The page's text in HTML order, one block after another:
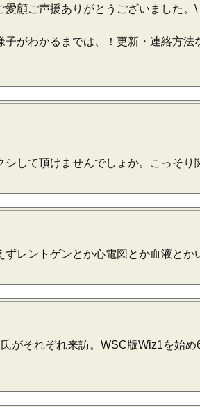
顧ご声援ありがとうございました。\
がわかるまでは、！更新・連絡方
して頂けませんでしょか。こっそり
レントゲンとか心電図とか血液とか
がそれぞれ来訪。WSC版Wiz1を始